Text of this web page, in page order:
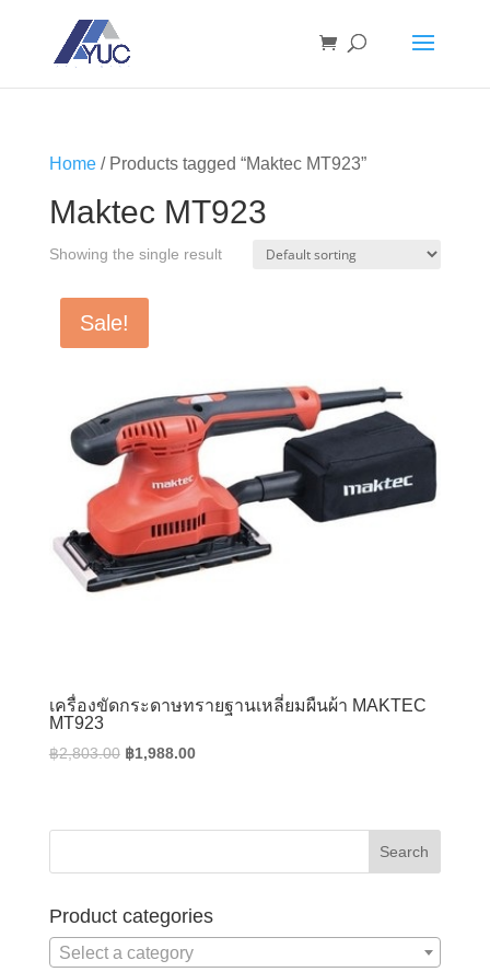
Home/ Products tagged “Maktec MT923”
Maktec MT923
Showing the single result
Sale!
เครื่องขัดกระดาษทรายฐานเหลี่ยมผืนผ้า MAKTEC
MT923
฿2,803.00 Original
฿2,803.00.
฿1,988.00Current
฿1,988.00.
Product categories
Select a category